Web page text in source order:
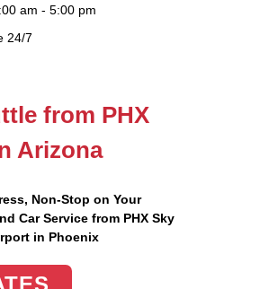
am - 5:00 pm
24/7
from PHX
Arizona
, Non-Stop on Your
Car Service from PHX Sky
in Phoenix